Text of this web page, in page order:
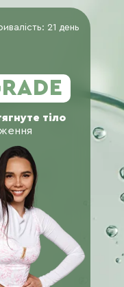
тіло
21 день